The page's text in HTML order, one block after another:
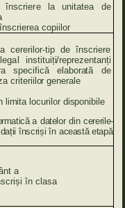
înscrierela unitatea de
înscrierea copiilor
cererilor-tip de înscriere
legal
instituiți/reprezentanți
specifică elaborată
de
criteriilor generale
limita locurilor disponibile
adatelor din cererile-
înscriși în această etapă
a
în clasa